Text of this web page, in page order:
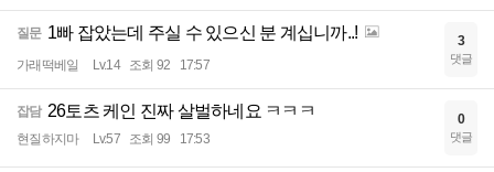
질문 1빠 잡았는데 주실 수 있으신 분 계십니까..!
가래떡베일 Lv.14 조회 92 17:57
3
댓글
잡담 26토츠 케인 진짜 살벌하네요 ㅋㅋㅋ
현질하지마 Lv.57 조회 99 17:53
0
댓글